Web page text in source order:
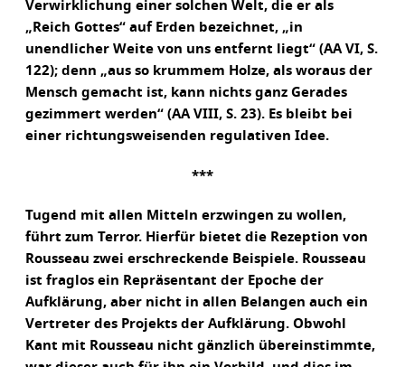
Verwirklichung einer solchen Welt, die er als
„Reich Gottes“ auf Erden bezeichnet, „in
unendlicher Weite von uns entfernt liegt“ (AA VI, S.
122); denn „aus so krummem Holze, als woraus der
Mensch gemacht ist, kann nichts ganz Gerades
gezimmert werden“ (AA VIII, S. 23). Es bleibt bei
einer richtungsweisenden regulativen Idee.
***
Tugend mit allen Mitteln erzwingen zu wollen,
führt zum Terror. Hierfür bietet die Rezeption von
Rousseau zwei erschreckende Beispiele. Rousseau
ist fraglos ein Repräsentant der Epoche der
Aufklärung, aber nicht in allen Belangen auch ein
Vertreter des Projekts der Aufklärung. Obwohl
Kant mit Rousseau nicht gänzlich übereinstimmte,